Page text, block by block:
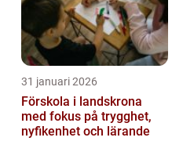
31 januari 2026
Förskola i landskrona
med fokus på trygghet,
nyfikenhet och lärande